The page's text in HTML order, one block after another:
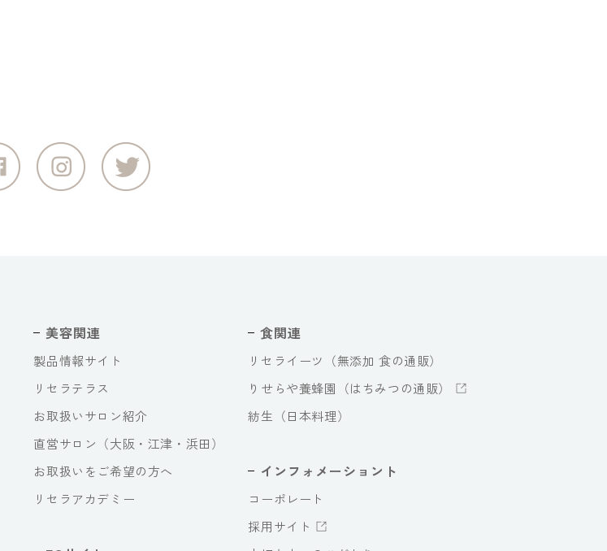
美容関連
製品情報サイト
リセラテラス
お取扱いサロン紹介
直営サロン（大阪・江津・浜田）
お取扱いをご希望の方へ
リセラアカデミー
食関連
リセライーツ（無添加 食の通販）
りせらや養蜂園（はちみつの通販）
紡生（日本料理）
インフォメーショント
コーポレート
採用サイト